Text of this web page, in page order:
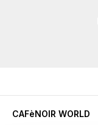
CAFèNOIR WORLD